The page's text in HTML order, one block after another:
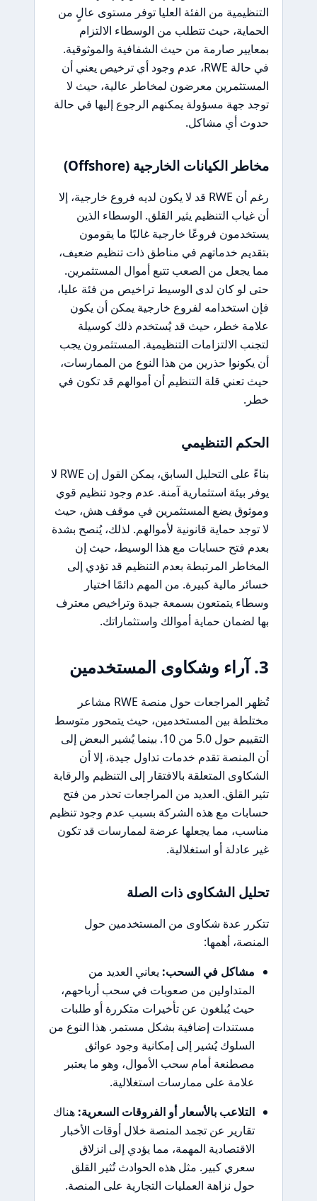
التنظيمية من الفئة العليا توفر مستوى عالٍ من
الحماية، حيث تتطلب من الوسطاء الالتزام
بمعايير صارمة من حيث الشفافية والموثوقية.
في حالة RWE، عدم وجود أي ترخيص يعني أن
المستثمرين معرضون لمخاطر عالية، حيث لا
توجد جهة مسؤولة يمكنهم الرجوع إليها في حالة
حدوث أي مشاكل.
مخاطر الكيانات الخارجية (Offshore)
رغم أن RWE قد لا يكون لديه فروع خارجية، إلا
أن غياب التنظيم يثير القلق. الوسطاء الذين
يستخدمون فروعًا خارجية غالبًا ما يقومون
بتقديم خدماتهم في مناطق ذات تنظيم ضعيف،
مما يجعل من الصعب تتبع أموال المستثمرين.
حتى لو كان لدى الوسيط تراخيص من فئة عليا،
فإن استخدامه لفروع خارجية يمكن أن يكون
علامة خطر، حيث قد يُستخدم ذلك كوسيلة
لتجنب الالتزامات التنظيمية. المستثمرون يجب
أن يكونوا حذرين من هذا النوع من الممارسات،
حيث تعني قلة التنظيم أن أموالهم قد تكون في
خطر.
الحكم التنظيمي
بناءً على التحليل السابق، يمكن القول إن RWE لا
يوفر بيئة استثمارية آمنة. عدم وجود تنظيم قوي
وموثوق يضع المستثمرين في موقف هش، حيث
لا توجد حماية قانونية لأموالهم. لذلك، يُنصح بشدة
بعدم فتح حسابات مع هذا الوسيط، حيث إن
المخاطر المرتبطة بعدم التنظيم قد تؤدي إلى
خسائر مالية كبيرة. من المهم دائمًا اختيار
وسطاء يتمتعون بسمعة جيدة وتراخيص معترف
بها لضمان حماية أموالك واستثماراتك.
3. آراء وشكاوى المستخدمين
تُظهر المراجعات حول منصة RWE مشاعر
مختلطة بين المستخدمين، حيث يتمحور متوسط
التقييم حول 5.0 من 10. بينما يُشير البعض إلى
أن المنصة تقدم خدمات تداول جيدة، إلا أن
الشكاوى المتعلقة بالافتقار إلى التنظيم والرقابة
تثير القلق. العديد من المراجعات تحذر من فتح
حسابات مع هذه الشركة بسبب عدم وجود تنظيم
مناسب، مما يجعلها عرضة لممارسات قد تكون
غير عادلة أو استغلالية.
تحليل الشكاوى ذات الصلة
تتكرر عدة شكاوى من المستخدمين حول
المنصة، أهمها:
مشاكل في السحب: يعاني العديد من
المتداولين من صعوبات في سحب أرباحهم،
حيث يُبلغون عن تأخيرات متكررة أو طلبات
مستندات إضافية بشكل مستمر. هذا النوع من
السلوك يُشير إلى إمكانية وجود عوائق
مصطنعة أمام سحب الأموال، وهو ما يعتبر
علامة على ممارسات استغلالية.
التلاعب بالأسعار أو الفروقات السعرية: هناك
تقارير عن تجمد المنصة خلال أوقات الأخبار
الاقتصادية المهمة، مما يؤدي إلى انزلاق
سعري كبير. مثل هذه الحوادث تُثير القلق
حول نزاهة العمليات التجارية على المنصة.